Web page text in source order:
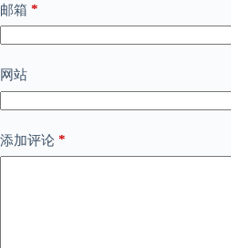
邮箱 *
网站
添加评论 *